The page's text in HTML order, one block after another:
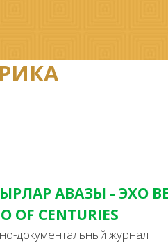
АВАЗЫ - ЭХО
OF CENTURIES
документальный журнал